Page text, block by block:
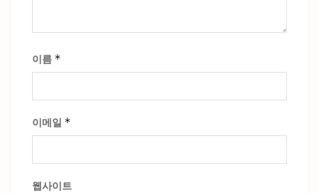
이름 *
이메일 *
웹사이트